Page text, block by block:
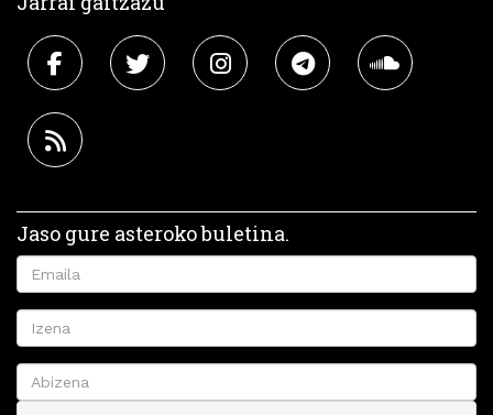
Jaso gure asteroko buletina.